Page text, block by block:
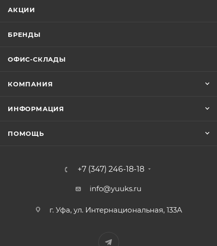
АКЦИИ
БРЕНДЫ
ОФИС-СКЛАДЫ
КОМПАНИЯ
ИНФОРМАЦИЯ
ПОМОЩЬ
+7 (347) 246-18-18
info@yuuks.ru
г. Уфа, ул. Интернациональная, 133А